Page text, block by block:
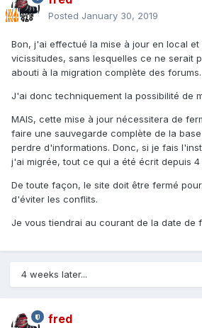
Posted January 30, 2019
Bon, j'ai effectué la mise à jour en local et
vicissitudes, sans lesquelles ce ne serait
abouti à la migration complète des forums.
J'ai donc techniquement la possibilité de
MAIS, cette mise à jour nécessitera de
faire une sauvegarde complète de la
perdre d'informations. Donc, si je fais
j'ai migrée, tout ce qui a été écrit depuis
De toute façon, le site doit être fermé
d'éviter les conflits.
Je vous tiendrai au courant de la date de
4 weeks later...
fred